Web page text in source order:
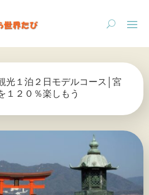
光１泊２日モデルコース│宮
１２０％楽しもう